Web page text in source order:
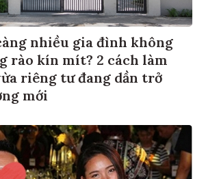
nhiều gia đình không
rào kín mít? 2 cách làm
riêng tư đang dần trở
mới